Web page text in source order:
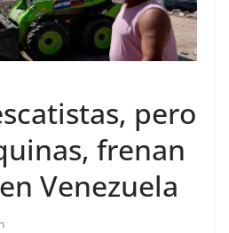
pero
frenan
Venezuela